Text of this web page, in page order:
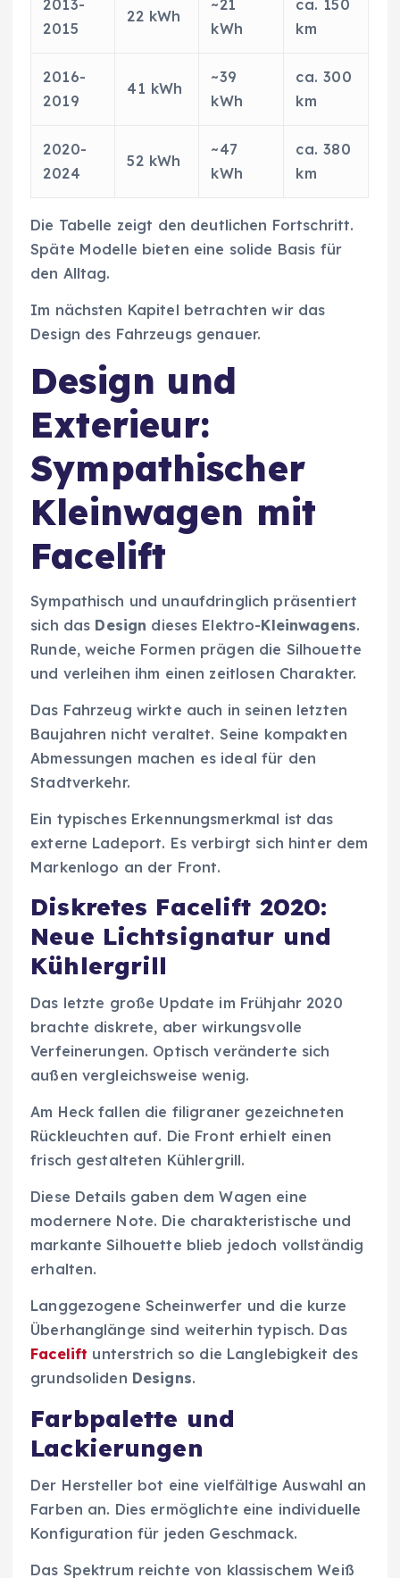
2013-
2015
22 kWh
~21
kWh
ca. 150
km
2016-
2019
41 kWh
~39
kWh
ca. 300
km
2020-
2024
52 kWh
~47
kWh
ca. 380
km
Die Tabelle zeigt den deutlichen Fortschritt.
Späte Modelle bieten eine solide Basis für
den Alltag.
Im nächsten Kapitel betrachten wir das
Design des Fahrzeugs genauer.
Design und
Exterieur:
Sympathischer
Kleinwagen mit
Facelift
Sympathisch und unaufdringlich präsentiert
sich das Design dieses Elektro-Kleinwagens.
Runde, weiche Formen prägen die Silhouette
und verleihen ihm einen zeitlosen Charakter.
Das Fahrzeug wirkte auch in seinen letzten
Baujahren nicht veraltet. Seine kompakten
Abmessungen machen es ideal für den
Stadtverkehr.
Ein typisches Erkennungsmerkmal ist das
externe Ladeport. Es verbirgt sich hinter dem
Markenlogo an der Front.
Diskretes Facelift 2020:
Neue Lichtsignatur und
Kühlergrill
Das letzte große Update im Frühjahr 2020
brachte diskrete, aber wirkungsvolle
Verfeinerungen. Optisch veränderte sich
außen vergleichsweise wenig.
Am Heck fallen die filigraner gezeichneten
Rückleuchten auf. Die Front erhielt einen
frisch gestalteten Kühlergrill.
Diese Details gaben dem Wagen eine
modernere Note. Die charakteristische und
markante Silhouette blieb jedoch vollständig
erhalten.
Langgezogene Scheinwerfer und die kurze
Überhanglänge sind weiterhin typisch. Das
Facelift unterstrich so die Langlebigkeit des
grundsoliden Designs.
Farbpalette und
Lackierungen
Der Hersteller bot eine vielfältige Auswahl an
Farben an. Dies ermöglichte eine individuelle
Konfiguration für jeden Geschmack.
Das Spektrum reichte von klassischem Weiß